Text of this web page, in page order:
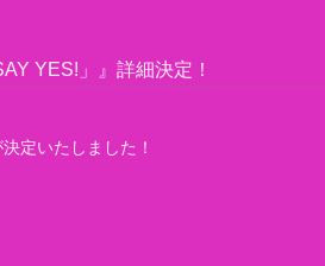
YES!」』詳細決定！
定いたしました！